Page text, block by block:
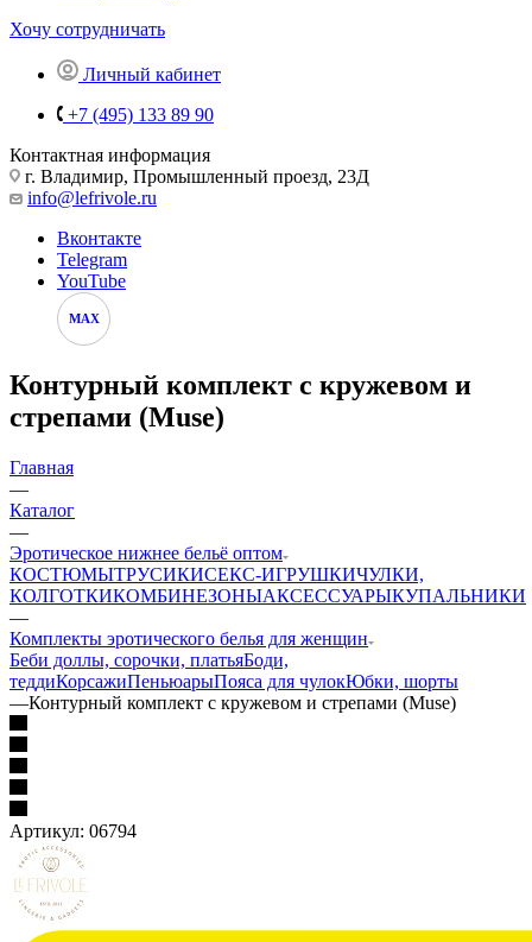
Хочу сотрудничать
Личный кабинет
+7 (495) 133 89 90
Контактная информация
г. Владимир, Промышленный проезд, 23Д
info@lefrivole.ru
Вконтакте
Telegram
YouTube
MAX
Контурный комплект с кружевом и
стрепами (Muse)
Главная
—
Каталог
—
Эротическое нижнее бельё оптом
КОСТЮМЫТРУСИКИСЕКС-ИГРУШКИЧУЛКИ,
КОЛГОТКИКОМБИНЕЗОНЫАКСЕССУАРЫКУПАЛЬНИКИ
—
Комплекты эротического белья для женщин
Беби доллы, сорочки, платьяБоди,
теддиКорсажиПеньюарыПояса для чулокЮбки, шорты
—Контурный комплект с кружевом и стрепами (Muse)
Артикул: 06794